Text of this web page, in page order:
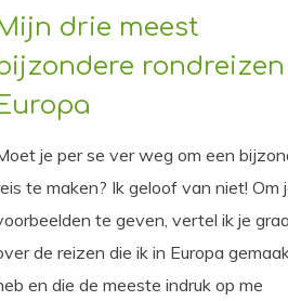
drie meest
je per se ver weg om een
te maken? Ik geloof van niet! Om
te geven, vertel ik je
de reizen die ik in Europa
en die de meeste indruk op me